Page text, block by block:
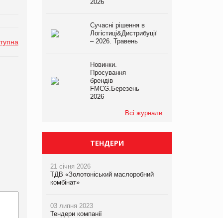
2026
Сучасні рішення в
Логістиці&Дистрибуції
– 2026. Травень
Новинки.
Просування
брендів
FMCG.Березень
2026
Всі журнали
ТЕНДЕРИ
21 січня 2026
ТДВ «Золотоніський маслоробний
комбінат»
03 липня 2023
Тендери компанії